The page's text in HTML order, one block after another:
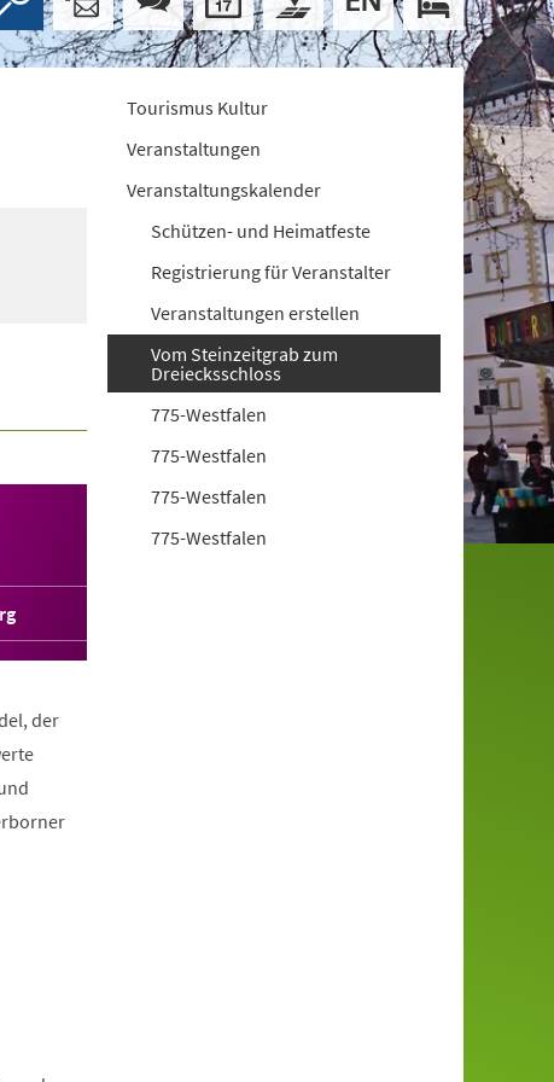
der
Tourismus Kultur
Veranstaltungen
Veranstaltungskalender
Schützen- und Heimatfeste
Registrierung für Veranstalter
Veranstaltungen erstellen
Vom Steinzeitgrab zum
Dreiecksschloss
775-Westfalen
775-Westfalen
775-Westfalen
775-Westfalen